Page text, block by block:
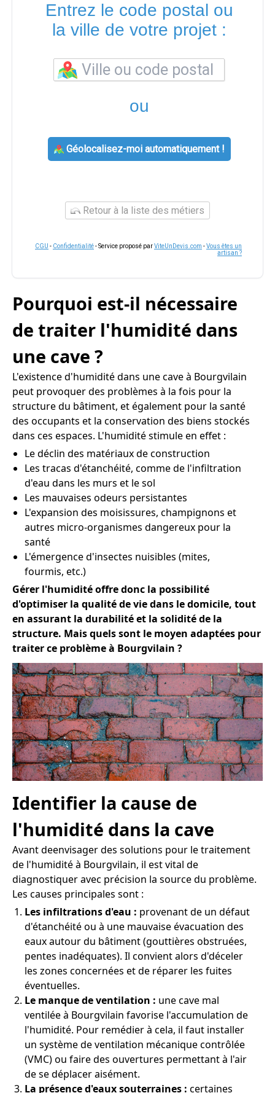
Entrez le code postal ou
la ville de votre projet :
ou
Géolocalisez-moi automatiquement !
Retour à la liste des métiers
CGU - Confidentialité- Service proposé parViteUnDevis.com -Vous êtes un
artisan ?
Pourquoi est-il nécessaire
de traiter l'humidité dans
une cave ?
L'existence d'humidité dans une cave à Bourgvilain
peut provoquer des problèmes à la fois pour la
structure du bâtiment, et également pour la santé
des occupants et la conservation des biens stockés
dans ces espaces. L'humidité stimule en effet :
Le déclin des matériaux de construction
Les tracas d'étanchéité, comme de l'infiltration
d'eau dans les murs et le sol
Les mauvaises odeurs persistantes
L'expansion des moisissures, champignons et
autres micro-organismes dangereux pour la
santé
L'émergence d'insectes nuisibles (mites,
fourmis, etc.)
Gérer l'humidité offre donc la possibilité
d'optimiser la qualité de vie dans le domicile, tout
en assurant la durabilité et la solidité de la
structure. Mais quels sont le moyen adaptées pour
traiter ce problème à Bourgvilain ?
Identifier la cause de
l'humidité dans la cave
Avant deenvisager des solutions pour le traitement
de l'humidité à Bourgvilain, il est vital de
diagnostiquer avec précision la source du problème.
Les causes principales sont :
Les infiltrations d'eau : provenant de un défaut
d'étanchéité ou à une mauvaise évacuation des
eaux autour du bâtiment (gouttières obstruées,
pentes inadéquates). Il convient alors d'déceler
les zones concernées et de réparer les fuites
éventuelles.
Le manque de ventilation : une cave mal
ventilée à Bourgvilain favorise l'accumulation de
l'humidité. Pour remédier à cela, il faut installer
un système de ventilation mécanique contrôlée
(VMC) ou faire des ouvertures permettant à l'air
de se déplacer aisément.
La présence d'eaux souterraines : certaines